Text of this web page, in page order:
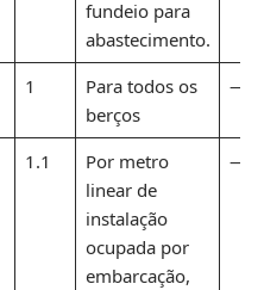
fundeio para
abastecimento.
1
Para todos os
berços
—
1.1
Por metro
linear de
instalação
ocupada por
embarcação,
—